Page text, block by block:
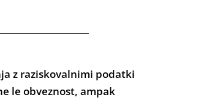
z raziskovalnimi podatki
le obveznost, ampak